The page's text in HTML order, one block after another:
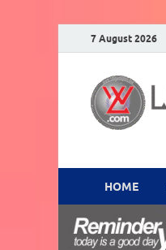
7 August 2026
HOME